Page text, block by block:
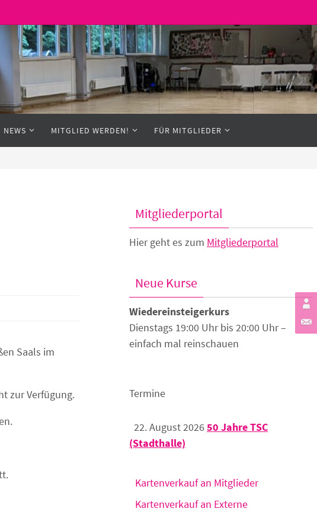
NEWS MITGLIED WERDEN! FÜR MITGLIEDER
Saals im
zur Verfügung.
Mitgliederportal
Hier geht es zum Mitgliederportal
Neue Kurse
Wiedereinsteigerkurs
Dienstags 19:00 Uhr bis 20:00 Uhr –
einfach mal reinschauen
Termine
22. August 202650 Jahre TSC
(Stadthalle)
Kartenverkauf an Mitglieder
Kartenverkauf an Externe